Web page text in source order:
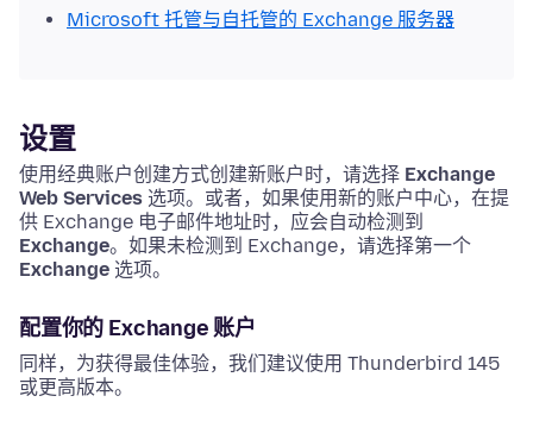
Microsoft 托管与自托管的 Exchange 服务器
设置
使用经典账户创建方式创建新账户时，请选择 Exchange
Web Services 选项。或者，如果使用新的账户中心，在提
供 Exchange 电子邮件地址时，应会自动检测到
Exchange。如果未检测到 Exchange，请选择第一个
Exchange 选项。
配置你的 Exchange 账户
同样，为获得最佳体验，我们建议使用 Thunderbird 145
或更高版本。